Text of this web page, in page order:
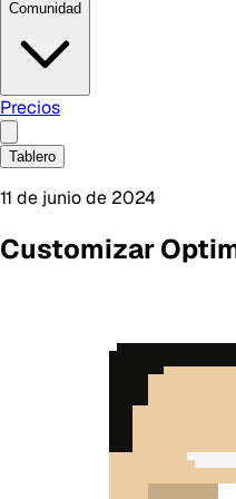
Comunidad
Precios
Tablero
11 de junio de 2024
Customizar